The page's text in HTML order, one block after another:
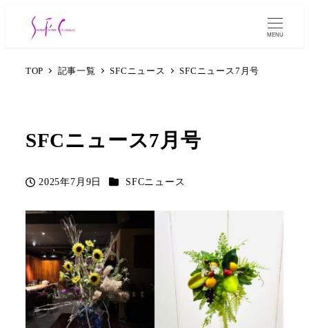
MENU
TOP 記事一覧 SFCニュース SFCニュース7月号
SFCニュース7月号
投稿日
2025年7月9日 カテゴリー
SFCニュース